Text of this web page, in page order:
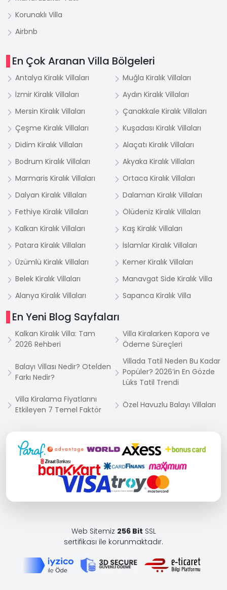
Korunaklı Villa
Airbnb
En Çok Aranan Villa Bölgeleri
Antalya Kiralık Villaları
Muğla Kiralık Villaları
İzmir Kiralık Villaları
Aydın Kiralık Villaları
Mersin Kiralık Villaları
Çanakkale Kiralık Villaları
Çeşme Kiralık Villaları
Kuşadası Kiralık Villaları
Didim Kiralık Villaları
Alaçatı Kiralık Villaları
Bodrum Kiralık Villaları
Akyaka Kiralık Villaları
Marmaris Kiralık Villaları
Ortaca Kiralık Villaları
Dalyan Kiralık Villaları
Dalaman Kiralık Villaları
Fethiye Kiralık Villaları
Ölüdeniz Kiralık Villaları
Kalkan Kiralık Villaları
Kaş Kiralık Villaları
Patara Kiralık Villaları
İslamlar Kiralık Villaları
Üzümlü Kiralık Villaları
Kemer Kiralık Villaları
Belek Kiralık Villaları
Manavgat Side Kiralık Villa
Alanya Kiralık Villaları
Sapanca Kiralık Villa
En Yeni Blog Sayfaları
Kalkan Kiralık Villa: Tam
2026 Rehberi
Villa Kiralarken Kapora ve
Ödeme Süreçleri
Balayı Villası Nedir? Otelden
Farkı Nedir?
Villada Tatil Neden Bu Kadar
Popüler? 2026’in En Gözde
Lüks Tatil Trendi
Villa Kiralama Fiyatlarını
Etkileyen 7 Temel Faktör
Özel Havuzlu Balayı Villaları
Web Sitemiz 256 Bit SSL
sertifikası ile korunmaktadır.